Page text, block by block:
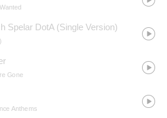
Spelar DotA (Single Version)
Gone
Anthems